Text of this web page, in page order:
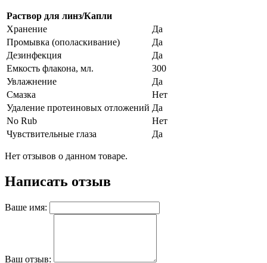
Раствор для линз/Капли
Хранение
Да
Промывка (ополаскивание)
Да
Дезинфекция
Да
Емкость флакона, мл.
300
Увлажнение
Да
Смазка
Нет
Удаление протеиновых отложений Да
No Rub
Нет
Чувствительные глаза
Да
Нет отзывов о данном товаре.
Написать отзыв
Ваше имя:
Ваш отзыв: